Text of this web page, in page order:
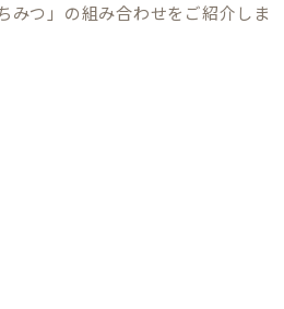
つ」の組み合わせをご紹介しま